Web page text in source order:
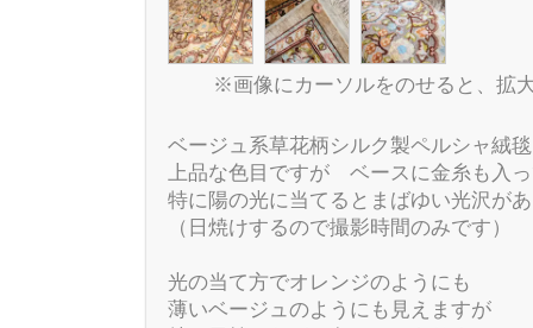
※画像にカーソルをのせると、拡
ベージュ系草花柄シルク製ペルシャ
上品な色目ですが ベースに金糸も入
特に陽の光に当てるとまばゆい光沢が
（日焼けするので撮影時間のみです）
光の当て方でオレンジのようにも
薄いベージュのようにも見えますが